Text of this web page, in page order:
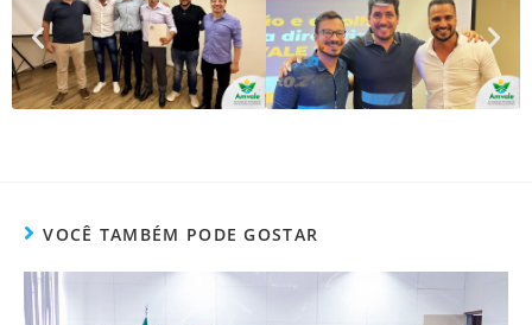
VOCÊ TAMBÉM PODE GOSTAR